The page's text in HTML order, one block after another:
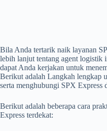
Bila Anda tertarik naik layanan
lebih lanjut tentang agent logistik
dapat Anda kerjakan untuk
Berikut adalah Langkah lengkap
serta menghubungi SPX Express
Berikut adalah beberapa cara
Express terdekat: